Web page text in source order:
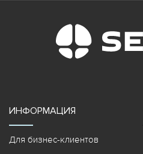
ИНФОРМАЦИЯ
Для бизнес-клиентов